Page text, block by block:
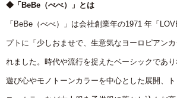
◆「BeBe（べべ）」とは
「BeBe（べべ）」は会社創業年の1971 年「
プトに「少しおませで、生意気なヨーロピアン
れました。時代や流行を捉えたベーシックであ
遊び心やモノトーンカラーを中心とした展開、